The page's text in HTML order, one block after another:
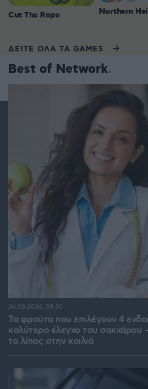
Cut The Rope Northern
ΔΕΙΤΕ ΟΛΑ ΤΑ GAMES
Best of Network
Τα φρούτα που επιλέγουν 4
καλύτερο έλεγχο του σακχάρου
το λίπος στην κοιλιά
06.08.2026, 08:01